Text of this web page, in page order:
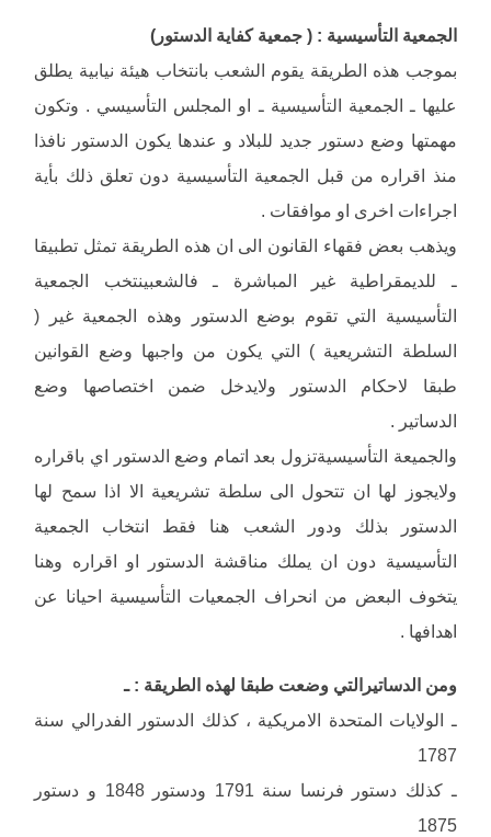
الجمعية التأسيسية : ( جمعية كفاية الدستور)
بموجب هذه الطريقة يقوم الشعب بانتخاب هيئة نيابية يطلق
عليها ـ الجمعية التأسيسية ـ او المجلس التأسيسي . وتكون
مهمتها وضع دستور جديد للبلاد و عندها يكون الدستور نافذا
منذ اقراره من قبل الجمعية التأسيسية دون تعلق ذلك بأية
اجراءات اخرى او موافقات .
ويذهب بعض فقهاء القانون الى ان هذه الطريقة تمثل تطبيقا
ـ للديمقراطية غير المباشرة ـ فالشعبينتخب الجمعية
التأسيسية التي تقوم بوضع الدستور وهذه الجمعية غير (
السلطة التشريعية ) التي يكون من واجبها وضع القوانين
طبقا لاحكام الدستور ولايدخل ضمن اختصاصها وضع
الدساتير .
والجميعة التأسيسيةتزول بعد اتمام وضع الدستور اي باقراره
ولايجوز لها ان تتحول الى سلطة تشريعية الا اذا سمح لها
الدستور بذلك ودور الشعب هنا فقط انتخاب الجمعية
التأسيسية دون ان يملك مناقشة الدستور او اقراره وهنا
يتخوف البعض من انحراف الجمعيات التأسيسية احيانا عن
اهدافها .
ومن الدساتيرالتي وضعت طبقا لهذه الطريقة : ـ
ـ الولايات المتحدة الامريكية ، كذلك الدستور الفدرالي سنة
1787
ـ كذلك دستور فرنسا سنة 1791 ودستور 1848 و دستور
1875